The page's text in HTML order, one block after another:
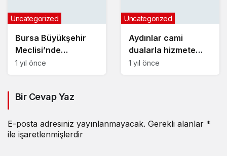
Bursa Büyükşehir
Meclisi’nde
komisyon seçimleri
Uncategorized
1 yıl önce
Aydınlar cami
dualarla hizmete
girdi
Uncategorized
1 yıl önce
Bir Cevap Yaz
E-posta adresiniz yayınlanmayacak. Gerekli alanlar *
ile işaretlenmişlerdir